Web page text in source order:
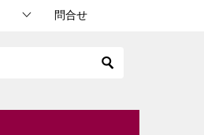
問合せ